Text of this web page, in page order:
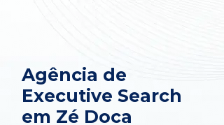
Agência de
Executive Search
em Zé Doca